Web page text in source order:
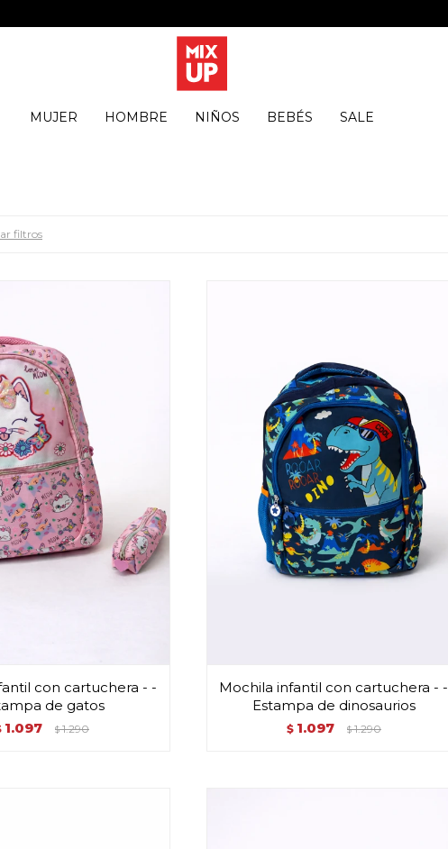
MUJER HOMBRE NIÑOS BEBÉS SALE
filtros
con cartuchera - -
de gatos
1.097 $ 1.290
Mochila infantil con cartuchera - -
Estampa de dinosaurios
$ 1.097 $ 1.290